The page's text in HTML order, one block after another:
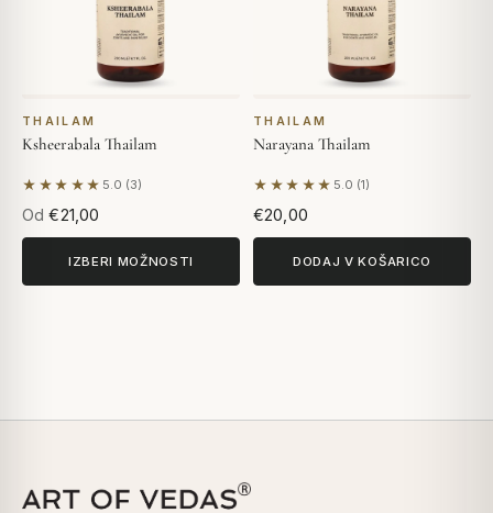
THAILAM
Ksheerabala Thailam
★★★★★ 5.0 (3)
Na podlagi 3 mnenj
Od €21,00
IZBERI MOŽNOSTI
THAILAM
Narayana Thailam
★★★★★ 5.0 (1)
Na podlagi 1 mnenja
€20,00
DODAJ V KOŠARICO